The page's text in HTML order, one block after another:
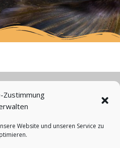
Zustimmung
Website und unseren Service zu
Kaiserswerth 1909 e.V. | Weg